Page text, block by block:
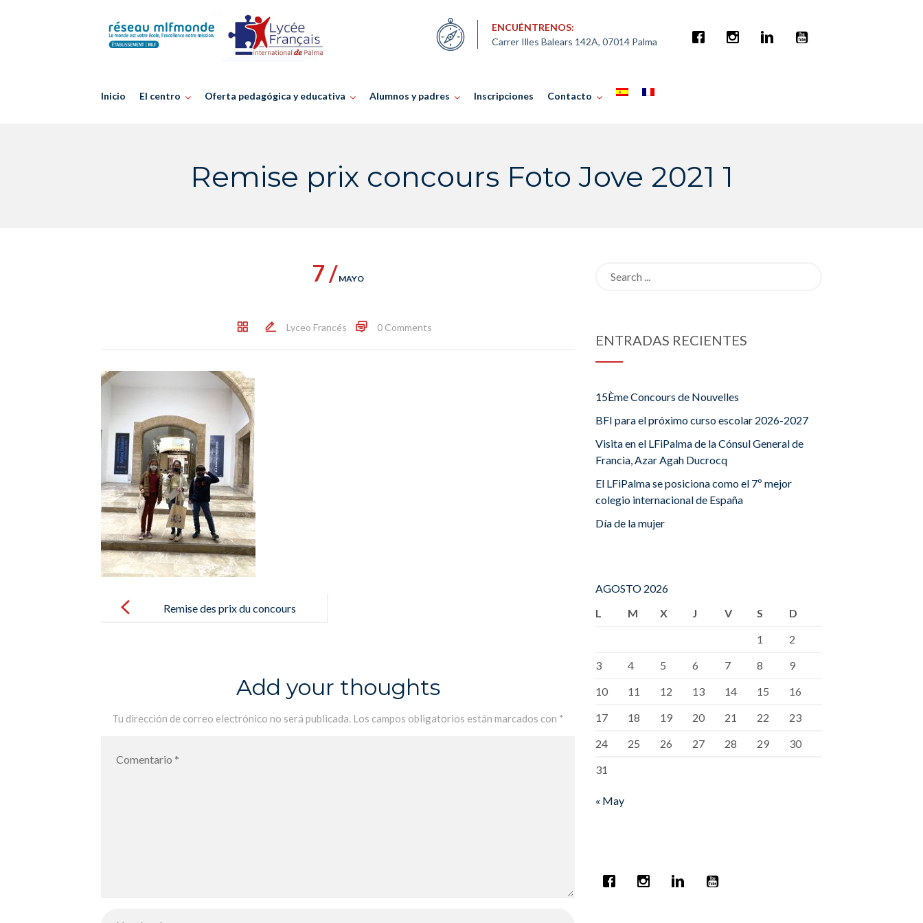
ENCUÉNTRENOS:
Carrer Illes Balears 142A, 07014 Palma
Inicio El centro Oferta pedagógica y educativa Alumnos y padres Inscripciones Contacto
Remise prix concours Foto Jove 2021 1
7 / MAYO
Lyceo Francés 0 Comments
navigation
Remise des prix du concours
Add your thoughts
Tu dirección de correo electrónico no será publicada. Los campos obligatorios están marcados con *
ENTRADAS RECIENTES
15Ème Concours de Nouvelles
BFI para el próximo curso escolar 2026-2027
Visita en el LFiPalma de la Cónsul General de
Francia, Azar Agah Ducrocq
El LFiPalma se posiciona como el 7º mejor
colegio internacional de España
Día de la mujer
AGOSTO 2026
L
M X J V S
D
1
2
3
4 5 6 7 8
9
10
11 12 13 14 15
16
17
18 19 20 21 22
23
24
25 26 27 28 29
30
31
« May